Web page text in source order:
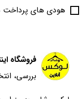
هودی های پرداخت
فروشگاه
بررسی،